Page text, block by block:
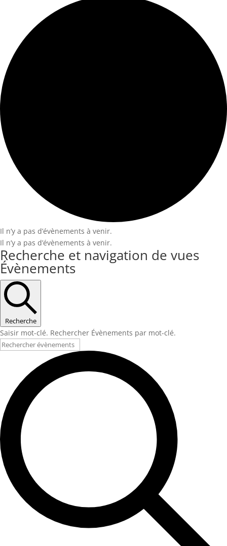
Il n’y a pas d’évènements à venir.
Il n’y a pas d’évènements à venir.
Recherche et navigation de vues
Évènements
Recherche
Saisir mot-clé. Rechercher Évènements par mot-clé.